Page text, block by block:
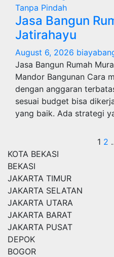
Tanpa Pindah
Jasa Bangun
Jatirahayu
August 6, 2026
Jasa Bangun Rumah
Mandor Bangunan Cara
dengan anggaran
sesuai budget bisa
yang baik. Ada strategi
1 2
KOTA BEKASI
BEKASI
JAKARTA TIMUR
JAKARTA SELATAN
JAKARTA UTARA
JAKARTA BARAT
JAKARTA PUSAT
DEPOK
BOGOR